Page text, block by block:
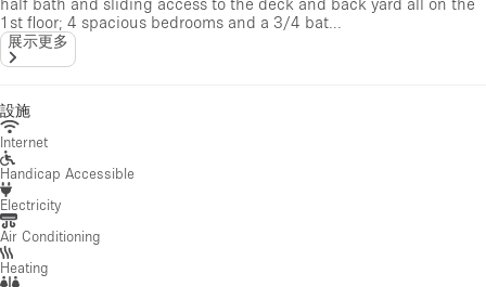
1st floor; 4 spacious bedrooms and a 3/4 bat...
展示更多
設施
Internet
Handicap Accessible
Electricity
Air Conditioning
Heating